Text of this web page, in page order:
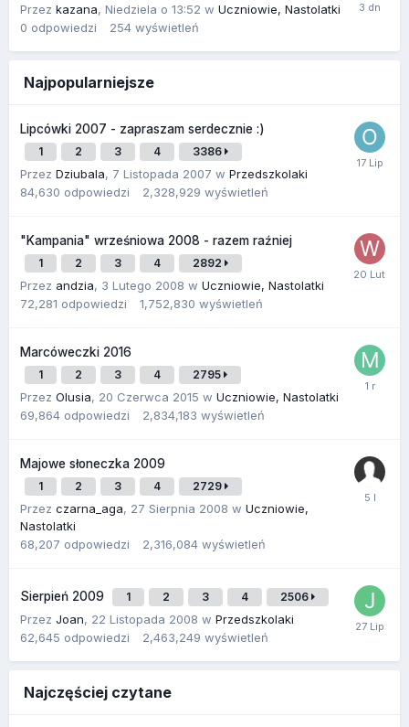
Przez kazana, Niedziela o 13:52 w Uczniowie, Nastolatki
0 odpowiedzi 254 wyświetleń
Najpopularniejsze
Lipcówki 2007 - zapraszam serdecznie :)
1 2 3 4 3386
Przez Dziubala, 7 Listopada 2007 w Przedszkolaki
84,630 odpowiedzi 2,328,929 wyświetleń
"Kampania" wrześniowa 2008 - razem raźniej
1 2 3 4 2892
Przez andzia, 3 Lutego 2008 w Uczniowie, Nastolatki
72,281 odpowiedzi 1,752,830 wyświetleń
Marcóweczki 2016
1 2 3 4 2795
Przez Olusia, 20 Czerwca 2015 w Uczniowie, Nastolatki
69,864 odpowiedzi 2,834,183 wyświetleń
Majowe słoneczka 2009
1 2 3 4 2729
Przez czarna_aga, 27 Sierpnia 2008 w Uczniowie,
Nastolatki
68,207 odpowiedzi 2,316,084 wyświetleń
Sierpień 2009 1 2 3 4 2506
Przez Joan, 22 Listopada 2008 w Przedszkolaki
62,645 odpowiedzi 2,463,249 wyświetleń
Najczęściej czytane